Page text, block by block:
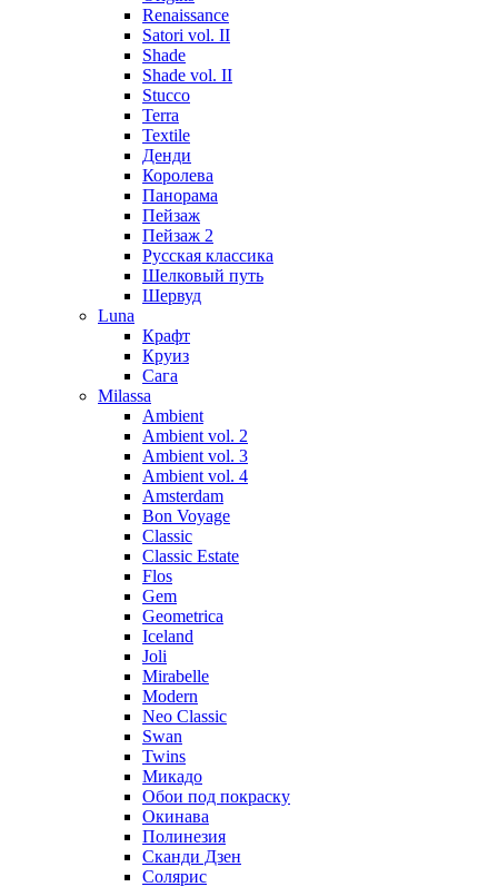
Renaissance
Satori vol. II
Shade
Shade vol. II
Stucco
Terra
Textile
Денди
Королева
Панорама
Пейзаж
Пейзаж 2
Русская классика
Шелковый путь
Шервуд
Luna
Крафт
Круиз
Сага
Milassa
Ambient
Ambient vol. 2
Ambient vol. 3
Ambient vol. 4
Amsterdam
Bon Voyage
Classic
Classic Estate
Flos
Gem
Geometrica
Iceland
Joli
Mirabelle
Modern
Neo Classic
Swan
Twins
Микадо
Обои под покраску
Окинава
Полинезия
Сканди Дзен
Солярис